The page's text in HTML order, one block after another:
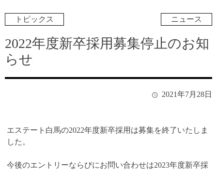
トピックス ニュース
2022年度新卒採用募集停止のお知
らせ
2021年7月28日
エステート白馬の2022年度新卒採用は募集を終了いたしま
した。
今後のエントリーならびにお問い合わせは2023年度新卒採